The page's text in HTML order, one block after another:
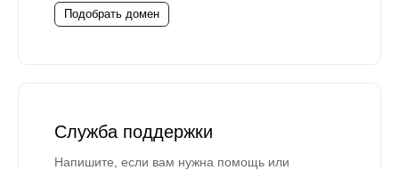
Подобрать домен
Служба поддержки
Напишите, если вам нужна помощь или